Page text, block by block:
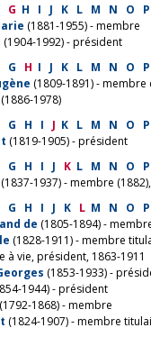
G H I J K L M N O P
(1881-1955) - membre
(1904-1992) - président
G H I J K L M N O P
(1809-1891) -
(1886-1978)
G H I J K L M N O P
(1819-1905) - président
G H I J K L M N O P
(1837-1937) - membre
G H I J K L M N O P
de (1805-1894) -
(1828-1911) - membre
à vie, président, 1863-1911
(1853-1933) -
1944) - président
(1792-1868) - membre
(1824-1907) - membre